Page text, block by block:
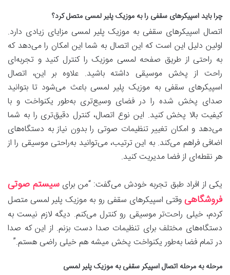
چرا باید اسپیکرهای سقفی را به موزیک پلیر لمسی متصل کرد؟
اتصال اسپیکرهای سقفی به موزیک پلیر لمسی مزایای زیادی دارد.
اولین دلیل این است که این اتصال به شما این امکان را می‌دهد که
به راحتی از طریق صفحه لمسی موزیک را کنترل کنید و تجربه‌ای
راحت از پخش موسیقی داشته باشید. علاوه بر این، اتصال
اسپیکرهای سقفی به موزیک پلیر لمسی باعث می‌شود تا بتوانید
صدای پخش شده را در فضای وسیع‌تری به‌طور یکنواخت و با
کیفیت بالا پخش کنید. این نوع اتصال، کنترل دقیق‌تری را به شما
می‌دهد و امکان تغییر تنظیمات صوتی را بدون نیاز به دستگاه‌های
اضافی فراهم می‌کند. به این ترتیب، می‌توانید به‌راحتی موسیقی را از
هر نقطه‌ای از فضا مدیریت کنید.
یکی از افراد طبق تجربه خودش می‌گفت: “من برایسیستم صوتی
فروشگاهیوقتی اسپیکرهای سقفی رو به موزیک پلیر لمسی متصل
کردم، خیلی راحت‌تر موسیقی رو کنترل می‌کنم. دیگه لازم نیست به
دستگاه‌های مختلف برای تنظیمات صدا دست بزنم. از این که صدا
در تمام فضا به‌طور یکنواخت پخش میشه هم خیلی راضی هستم.”
مرحله به مرحله اتصال اسپیکر سقفی به موزیک پلیر لمسی